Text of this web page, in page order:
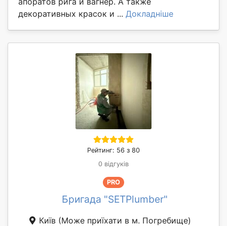
декоративных красок и ... Докладніше
Рейтинг: 56 з 80
0 відгуків
PRO
Бригада "SETPlumber"
Київ (Може приїхати в м. Погребище)